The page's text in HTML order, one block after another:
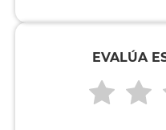
EVALÚA